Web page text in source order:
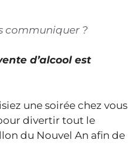
communiquer ?
d’alcool est
une soirée chez vous
divertir tout le
du Nouvel An afin de